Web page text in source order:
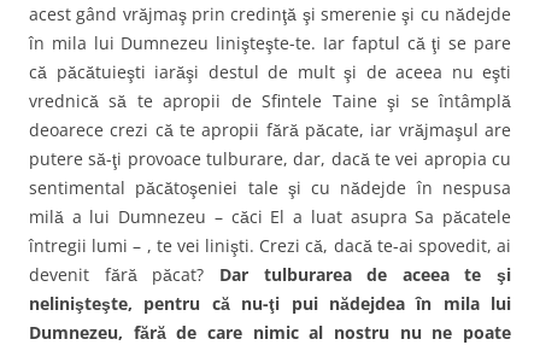
acest gând vrăjmaş prin credinţă şi smerenie şi cu nădejde
în mila lui Dumnezeu linişteşte-te. Iar faptul că ţi se pare
că păcătuieşti iarăşi destul de mult şi de aceea nu eşti
vrednică să te apropii de Sfintele Taine şi se întâmplă
deoarece crezi că te apropii fără păcate, iar vrăjmaşul are
putere să-ţi provoace tulburare, dar, dacă te vei apropia cu
sentimental păcătoşeniei tale şi cu nădejde în nespusa
milă a lui Dumnezeu – căci El a luat asupra Sa păcatele
întregii lumi – , te vei linişti. Crezi că, dacă te-ai spovedit, ai
devenit fără păcat? Dar tulburarea de aceea te şi
nelinişteşte, pentru că nu-ţi pui nădejdea în mila lui
Dumnezeu, fără de care nimic al nostru nu ne poate